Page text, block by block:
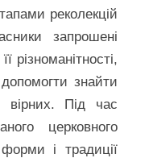
реколекцій
запрошені
різноманітності,
знайти
вірних. Під час
церковного
і традиції